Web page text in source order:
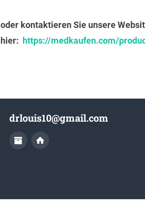
oder kontaktieren Sie unsere
hier: https://medkaufen.com/
drlouis10@gmail.com